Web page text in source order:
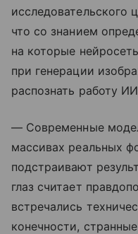
исследовательского
что со знанием
на которые
при генерации
распознать работу
— Современные
массивах реальных
подстраивают
глаз считает
встречались
конечности,